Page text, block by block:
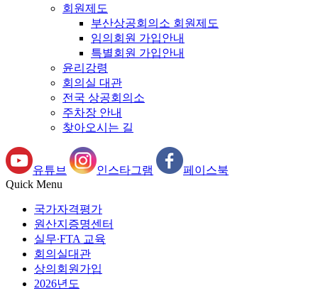
회원제도
부산상공회의소 회원제도
임의회원 가입안내
특별회원 가입안내
윤리강령
회의실 대관
전국 상공회의소
주차장 안내
찾아오시는 길
유튜브 인스타그램
페이스북
Quick Menu
국가자격평가
원산지증명센터
실무∙FTA 교육
회의실대관
상의회원가입
2026년도